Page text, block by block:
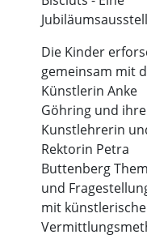
Die Kinder
gemeinsam mit
Künstlerin Anke
Göhring und
Kunstlehrerin
Rektorin Petra
Buttenberg
und
mit